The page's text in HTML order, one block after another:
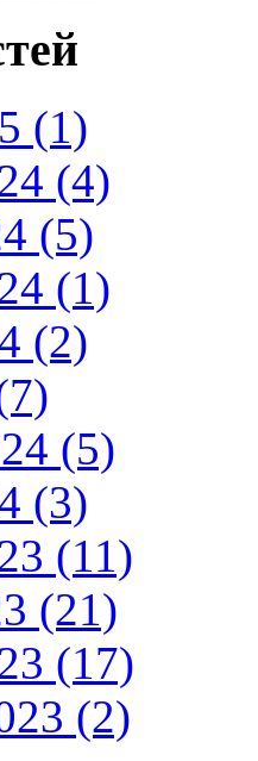
(1)
(4)
(5)
(1)
(2)
(5)
(3)
(11)
(21)
(17)
(2)